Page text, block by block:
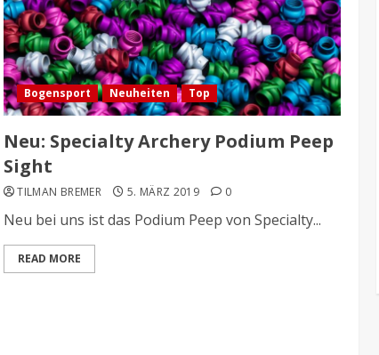
Bogensport Neuheiten Top
Neu: Specialty Archery Podium Peep
Sight
TILMAN BREMER 5. MÄRZ 2019 0
Neu bei uns ist das Podium Peep von Specialty...
READ MORE